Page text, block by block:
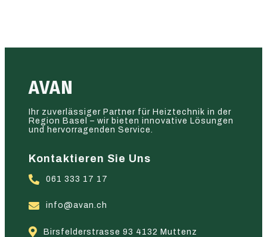
AVAN
Ihr zuverlässiger Partner für Heiztechnik in der
Region Basel – wir bieten innovative Lösungen
und hervorragenden Service.
Kontaktieren Sie Uns
061 333 17 17
info@avan.ch
Birsfelderstrasse 93 4132 Muttenz